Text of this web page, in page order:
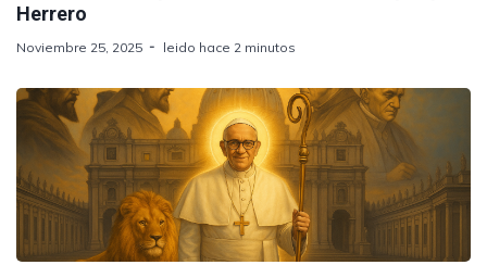
Herrero
Noviembre 25, 2025 leido hace 2 minutos